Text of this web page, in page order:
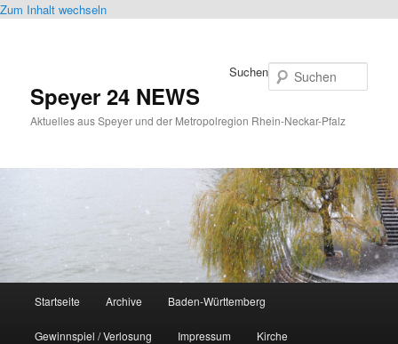
Zum Inhalt wechseln
Speyer 24 NEWS
Aktuelles aus Speyer und der Metropolregion Rhein-Neckar-Pfalz
Suchen
Startseite Archive Baden-Württemberg
Gewinnspiel / Verlosung Impressum Kirche